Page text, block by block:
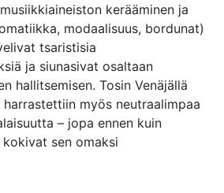
kerääminen ja
modaalisuus, bordunat)
tsaristisia
ja siunasivat osaltaan
hallitsemisen. Tosin Venäjällä
myös neutraalimpaa
– jopa ennen kuin
sen omaksi